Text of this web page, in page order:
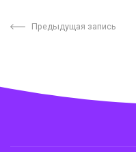
Предыдущая запись